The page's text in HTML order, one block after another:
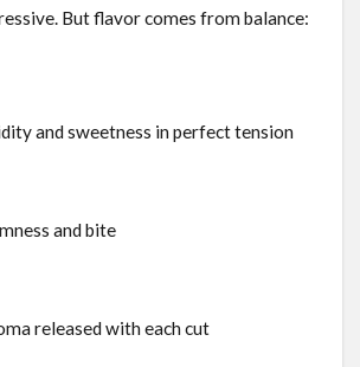
But flavor comes from balance:
and sweetness in perfect tension
and bite
released with each cut